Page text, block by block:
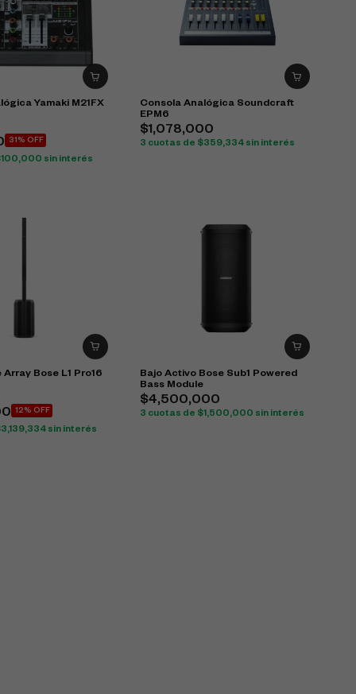
Yamaki M21FX
31% OFF
100,000 sin interés
Consola Analógica Soundcraft
EPM6
$1,078,000
3 cuotas de $359,334sin interés
Bose L1 Pro16
12% OFF
3,139,334 sin interés
Bajo Activo Bose Sub1 Powered
Bass Module
$4,500,000
3 cuotas de $1,500,000 sin interés